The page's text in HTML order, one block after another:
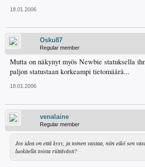
18.01.2006
Osku87
Regular member
Mutta on näkynyt myös Newbie statuksella
paljon statustaan korkeampi tietomäärä...
18.01.2006
venalaine
Regular member
Jos idea on että kysy, ja toinen vastaa, niin eikö sen
luokitella toista riittävästi?